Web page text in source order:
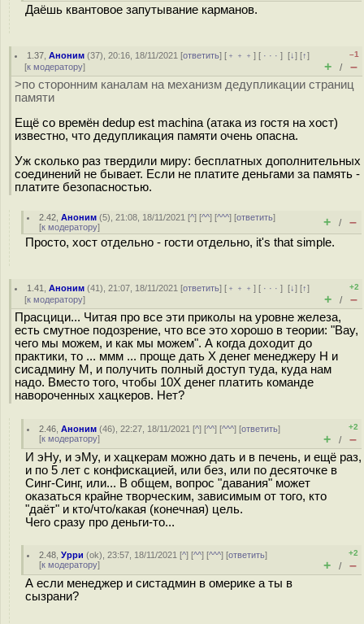
Даёшь квантовое запутывание карманов.
1.37 ,Аноним (37), 20:16, 18/11/2021 [ответить] [ ﹢﹢﹢] [ · · ·][↓] [↑]
[к модератору]
–1
+ / –
>по сторонним каналам на механизм дедупликации страниц
памяти
Ещё со времён dedup est machina (атака из гостя на хост)
известно, что дедупликация памяти очень опасна.
Уж сколько раз твердили миру: бесплатных дополнительных
соединений не бывает. Если не платите деньгами за память -
платите безопасностью.
2.42 ,Аноним (5), 21:08, 18/11/2021 [^] [^^] [^^^] [ответить]
[к модератору] + / –
Просто, хост отдельно - гости отдельно, it's that simple.
1.41 ,Аноним (41), 21:07, 18/11/2021 [ответить] [ ﹢﹢﹢] [ · · ·][↓] [↑]
[к модератору]
+2
+ / –
Прасцици... Читая про все эти приколы на уровне железа,
есть смутное подозрение, что все это хорошо в теории: "Вау,
чего мы можем, и как мы можем". А когда доходит до
практики, то ... ммм ... проще дать Х денег менеджеру Н и
сисадмину М, и получить полный доступ туда, куда нам
надо. Вместо того, чтобы 10Х денег платить команде
навороченных хацкеров. Нет?
2.46 ,Аноним (46), 22:27, 18/11/2021 [^] [^^] [^^^] [ответить]
[к модератору]
+2
+ / –
И эНу, и эМу, и хацкерам можно дать и в печень, и ещё раз,
и по 5 лет с конфискацией, или без, или по десяточке в
Синг-Синг, или... В общем, вопрос "давания" может
оказаться крайне творческим, зависимым от того, кто
"даёт" и кто/что/какая (конечная) цель.
Чего сразу про деньги-то...
2.48 ,Урри (ok), 23:57, 18/11/2021 [^] [^^] [^^^] [ответить]
[к модератору]
+2
+ / –
А если менеджер и систадмин в омерике а ты в
сызрани?